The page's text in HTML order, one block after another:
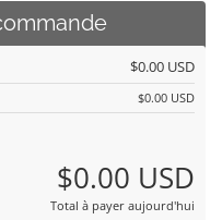
$0.00 USD
$0.00 USD
$0.00 USD
Total à payer aujourd'hui